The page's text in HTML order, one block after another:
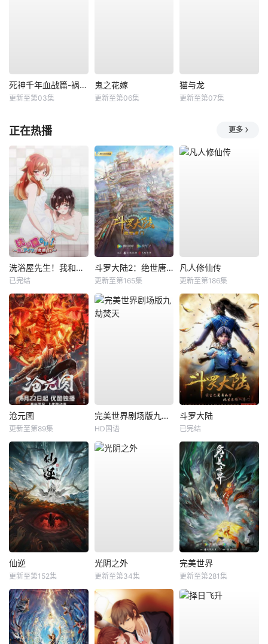
死神千年血战篇-祸进谭-
更新至第03集
鬼之花嫁
更新至第06集
猫与龙
更新至第07集
正在热播 更多
洗浴屋先生！我和那家伙在女浴池！？
已完结
斗罗大陆2：绝世唐门
更新至第165集
凡人修仙传
更新至第186集
沧元图
更新至第89集
完美世界剧场版九劫焚天
HD国语
斗罗大陆
已完结
仙逆
更新至第152集
光阴之外
更新至第34集
完美世界
更新至第281集